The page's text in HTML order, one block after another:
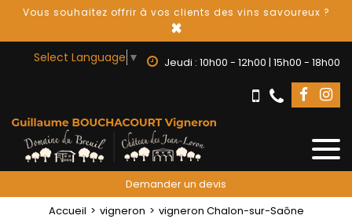
Vous souhaitez offrir à vos clients des vins savoureux ?
×
Select Language ▼ Jeudi : 10h00 - 12h00 | 15h00 - 18h00
Demander un devis
Accueil
vigneron vigneron Chalon-sur-Saône